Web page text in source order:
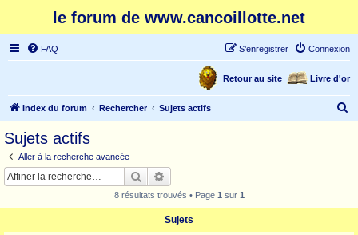
le forum de www.cancoillotte.net
FAQ Connexion
S’enregistrer
Livre d'or
Retour au site
Index du forum Rechercher Sujets actifs
Sujets actifs
Aller à la recherche avancée
Rechercher
8 résultats trouvés • Page 1 sur 1
Sujets